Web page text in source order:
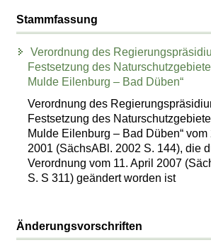
Stammfassung
Verordnung des
Festsetzung des
Mulde Eilenburg – Bad Düben“
Verordnung des
Festsetzung des
Mulde Eilenburg – Bad Düben“
2001 (SächsABl. 2002 S. 144), die
Verordnung vom 11. April 2007
S. S 311) geändert worden ist
Änderungsvorschriften